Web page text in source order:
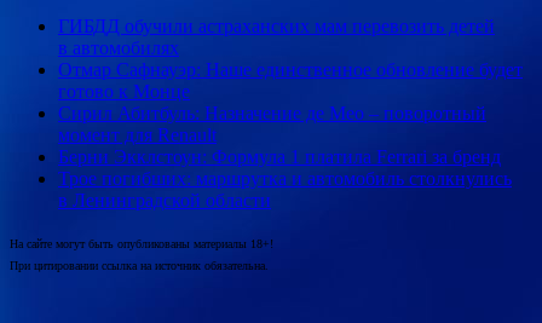
ГИБДД обучили астраханских мам перевозить детей
в автомобилях
Отмар Сафнауэр: Наше единственное обновление будет
готово к Монце
Сирил Абитбуль: Назначение де Мео – поворотный
момент для Renault
Берни Экклстоун: Формула 1 платила Ferrari за бренд
Трое погибших: маршрутка и автомобиль столкнулись
в Ленинградской области
На сайте могут быть опубликованы материалы 18+!
При цитировании ссылка на источник обязательна.